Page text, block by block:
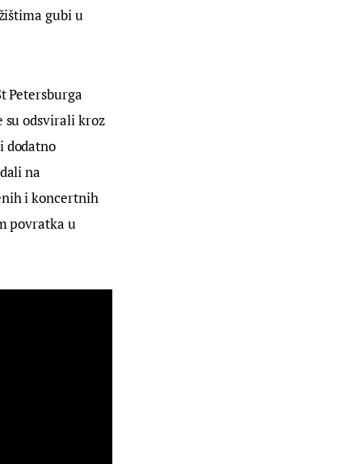
gubi u
Petersburga
su odsvirali kroz
dodatno
na
i koncertnih
povratka u